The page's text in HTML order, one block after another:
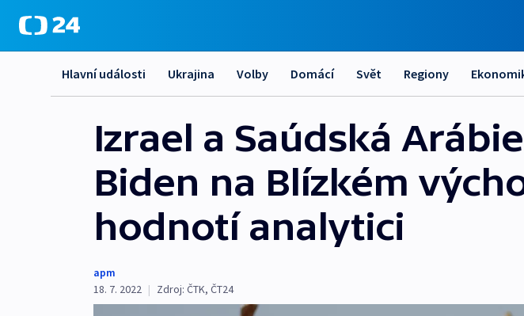
Hlavní události Ukrajina Volby Domácí Svět Regiony
Izrael a Saúdská
Biden na Blízkém
hodnotí analytici
apm
18. 7. 2022 | Zdroj: ČTK, ČT24